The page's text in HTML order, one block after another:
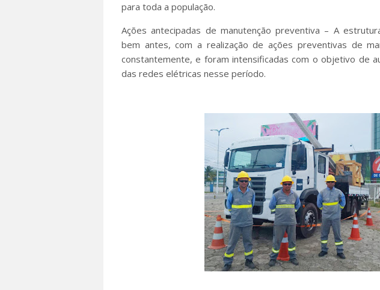
para toda a população.
Ações antecipadas de manutenção preventiva – A
bem antes, com a realização de ações preventivas de
constantemente, e foram intensificadas com o objetivo de
das redes elétricas nesse período.